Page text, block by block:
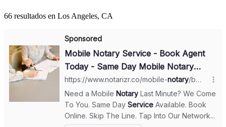
66 resultados en Los Angeles, CA